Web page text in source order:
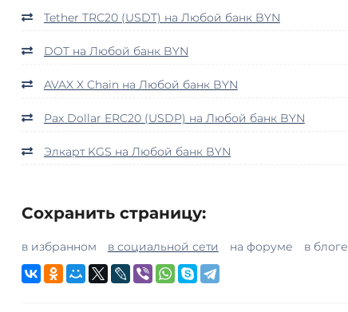
Tether TRC20 (USDT) на Любой банк BYN
DOT на Любой банк BYN
AVAX X Chain на Любой банк BYN
Pax Dollar ERC20 (USDP) на Любой банк BYN
Элкарт KGS на Любой банк BYN
Сохранить страницу:
в избранном в социальной сети на форуме в блоге